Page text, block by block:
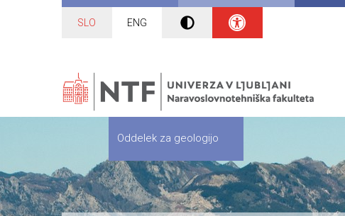
SLO ENG
Oddelek za geologijo